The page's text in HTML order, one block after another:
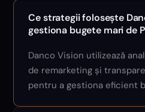
Ce strategii folosește
gestiona bugete mari de
Danco Vision utilizează
de remarketing și
pentru a gestiona eficient